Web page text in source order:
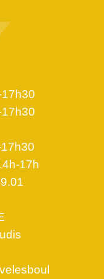
17h